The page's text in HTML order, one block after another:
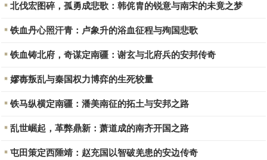
北伐宏图碎，孤勇成悲歌：韩侂胄的锐意与南宋的未竟之梦
铁血丹心照汗青：卢象升的浴血征程与殉国悲歌
铁血铸北府，奇谋定南疆：谢玄与北府兵的安邦传奇
嫪毐叛乱与秦国权力博弈的生死较量
铁马纵横定南疆：潘美南征的拓土与安邦之路
乱世崛起，革弊鼎新：萧道成的南齐开国之路
屯田策定西陲靖：赵充国以智破羌患的安边传奇